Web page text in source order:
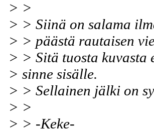
> >
> > Siinä on salama
> > päästä rautaisen
> > Sitä tuosta kuvasta
> sinne sisälle.
> > Sellainen jälki on
> >
> > -Keke-